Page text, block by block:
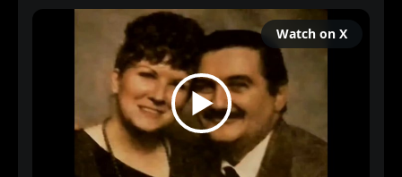
Watch on X